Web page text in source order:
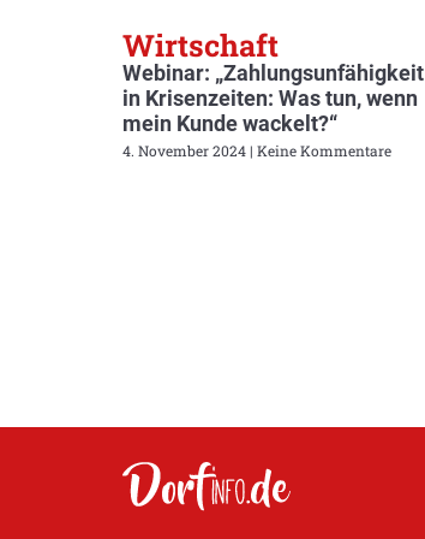
Wirtschaft
Webinar: „Zahlungsunfähigkeit
in Krisenzeiten: Was tun, wenn
mein Kunde wackelt?“
4. November 2024 Keine Kommentare